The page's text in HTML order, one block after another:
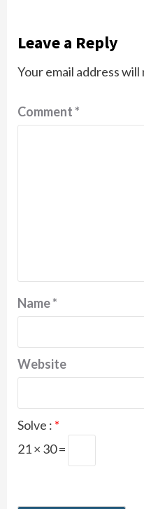
Leave a Reply
Your email address
Comment*
Name*
Website
Solve : *
21 × 30 =